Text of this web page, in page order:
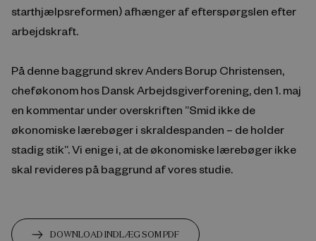
starthjælpsreformen) afhænger af efterspørgslen efter
arbejdskraft.
På denne baggrund skrev Anders Borup Christensen,
cheføkonom hos Dansk Arbejdsgiverforening, den 1. maj
en kommentar under overskriften ”Smid ikke de
økonomiske lærebøger i skraldespanden – de holder
stadig stik”. Vi enige i, at de økonomiske lærebøger ikke
skal revideres på baggrund af vores studie.
DOWNLOAD INDLÆG SOM PDF